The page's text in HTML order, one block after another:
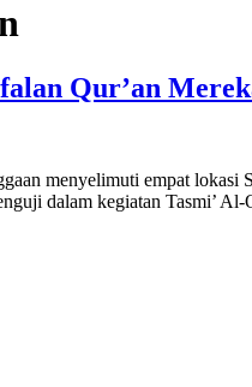
Qur’an
menyelimuti empat
dalam kegiatan Tasmi’